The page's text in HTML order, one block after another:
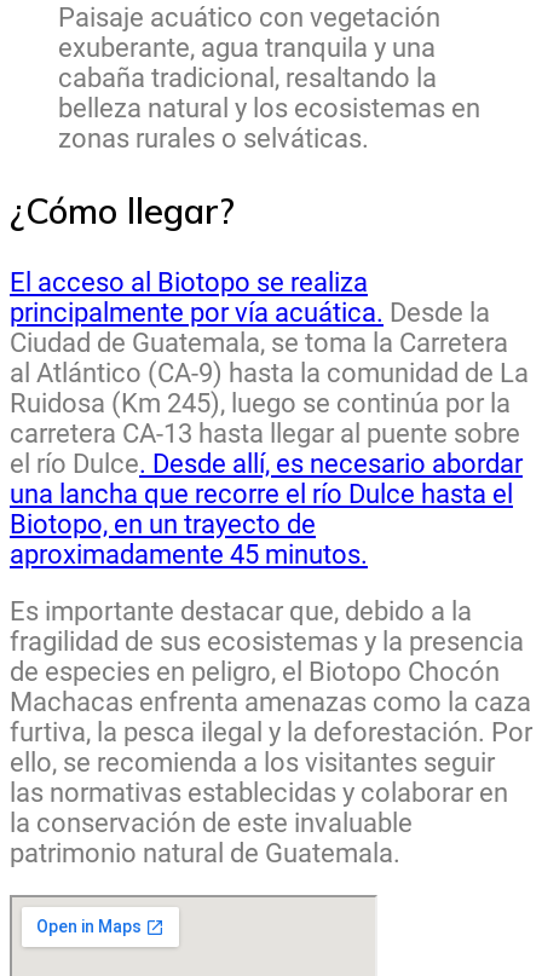
Paisaje acuático con vegetación
exuberante, agua tranquila y una
cabaña tradicional, resaltando la
belleza natural y los ecosistemas en
zonas rurales o selváticas.
¿Cómo llegar?
El acceso al Biotopo se realiza
principalmente por vía acuática. Desde la
Ciudad de Guatemala, se toma la Carretera
al Atlántico (CA-9) hasta la comunidad de La
Ruidosa (Km 245), luego se continúa por la
carretera CA-13 hasta llegar al puente sobre
el río Dulce. Desde allí, es necesario abordar
una lancha que recorre el río Dulce hasta el
Biotopo, en un trayecto de
aproximadamente 45 minutos.
Es importante destacar que, debido a la
fragilidad de sus ecosistemas y la presencia
de especies en peligro, el Biotopo Chocón
Machacas enfrenta amenazas como la caza
furtiva, la pesca ilegal y la deforestación. Por
ello, se recomienda a los visitantes seguir
las normativas establecidas y colaborar en
la conservación de este invaluable
patrimonio natural de Guatemala.